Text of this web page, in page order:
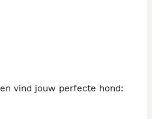
vind jouw perfecte hond: